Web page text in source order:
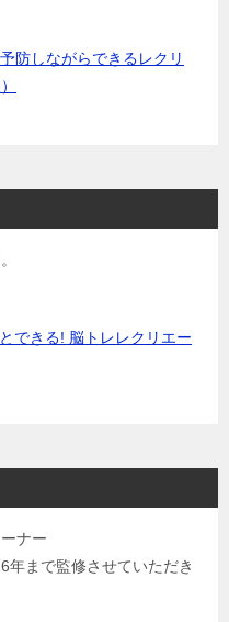
防しながらできるレクリ
できる! 脳トレレクリエー
ナー
年まで監修させていただき